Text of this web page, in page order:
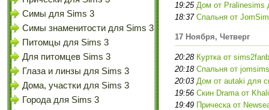
Симы для Sims 3
Симы знаменитости для Sims 3
Питомцы для Sims 3
Для питомцев Sims 3
Глаза и линзы для Sims 3
Дома, участки для Sims 3
Города для Sims 3
19:25 Дом от Pralinesims
18:37 Спальня от
17 Ноября, Четверг
20:28 Куртка от
20:18 Спальня от
20:03 Дом от autaki для
19:56 Скин Drama от
19:49 Прическа от